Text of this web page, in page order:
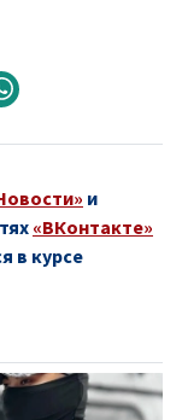
и
«ВКонтакте»
в курсе